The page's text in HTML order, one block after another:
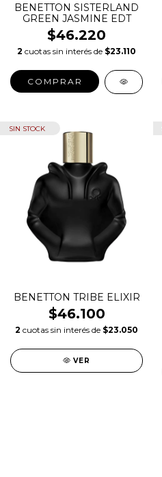
BENETTON SISTERLAND
GREEN JASMINE EDT
$46.220
2 cuotas sin interés de $23.110
COMPRAR
SIN STOCK
BENETTON TRIBE ELIXIR
$46.100
2 cuotas sin interés de $23.050
VER